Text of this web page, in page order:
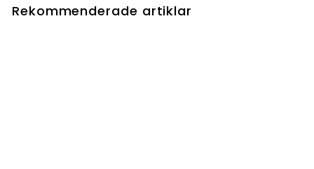
Rekommenderade artiklar